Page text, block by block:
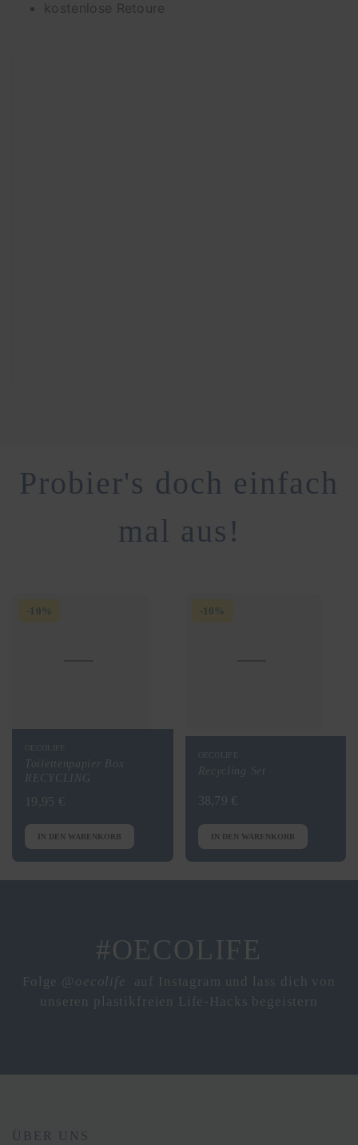
kostenlose Retoure
Probier's doch einfach
mal aus!
-10 %
OECOLIFE
Toilettenpapier Box
RECYCLING
19,95 €
IN DEN WARENKORB
-10 %
OECOLIFE
Recycling Set
38,79 €
IN DEN WARENKORB
#OECOLIFE
Folge @oecolife
auf Instagram und lass dich von
unseren plastikfreien Life-Hacks begeistern
ÜBER UNS